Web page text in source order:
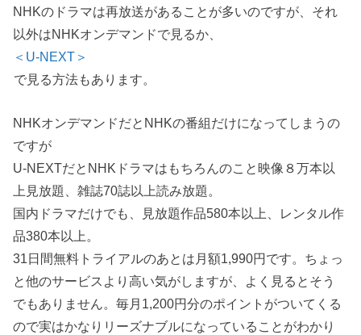
NHKのドラマは再放送があることが多いのですが、それ
以外はNHKオンデマンドで見るか、
＜U-NEXT＞
で見る方法もあります。
NHKオンデマンドだとNHKの番組だけになってしまうの
ですが
U-NEXTだとNHKドラマはもちろんのこと映像８万本以
上見放題、雑誌70誌以上読み放題。
国内ドラマだけでも、見放題作品580本以上、レンタル作
品380本以上。
31日間無料トライアルのあとは月額1,990円です。ちょっ
と他のサービスより高い気がしますが、よく見るとそう
でもありません。毎月1,200円分のポイントがついてくる
ので実はかなりリーズナブルになっていることがわかり